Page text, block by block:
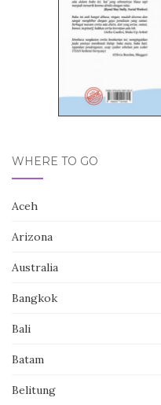
WHERE TO GO
Aceh
Arizona
Australia
Bangkok
Bali
Batam
Belitung